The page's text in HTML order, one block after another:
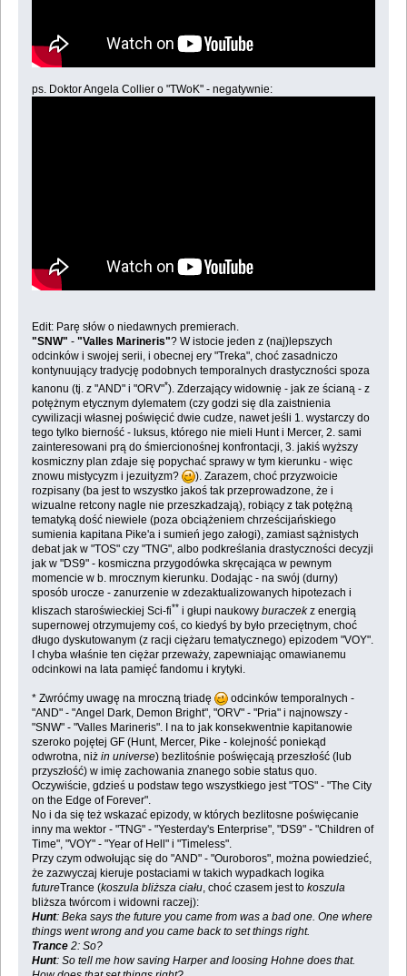
ps. Doktor Angela Collier o "TWoK" - negatywnie:
Edit: Parę słów o niedawnych premierach.
"SNW" - "Valles Marineris"? W istocie jeden z (naj)lepszych
odcinków i swojej serii, i obecnej ery "Treka", choć zasadniczo
kontynuujący tradycję podobnych temporalnych drastyczności spoza
kanonu (tj. z "AND" i "ORV"*). Zderzający widownię - jak ze ścianą - z
potężnym etycznym dylematem (czy godzi się dla zaistnienia
cywilizacji własnej poświęcić dwie cudze, nawet jeśli 1. wystarczy do
tego tylko bierność - luksus, którego nie mieli Hunt i Mercer, 2. sami
zainteresowani prą do śmiercionośnej konfrontacji, 3. jakiś wyższy
kosmiczny plan zdaje się popychać sprawy w tym kierunku - więc
znowu mistycyzm i jezuityzm?
). Zarazem, choć przyzwoicie
rozpisany (ba jest to wszystko jakoś tak przeprowadzone, że i
wizualne retcony nagle nie przeszkadzają), robiący z tak potężną
tematyką dość niewiele (poza obciążeniem chrześcijańskiego
sumienia kapitana Pike'a i sumień jego załogi), zamiast sążnistych
debat jak w "TOS" czy "TNG", albo podkreślania drastyczności decyzji
jak w "DS9" - kosmiczna przygodówka skręcająca w pewnym
momencie w b. mrocznym kierunku. Dodając - na swój (durny)
sposób urocze - zanurzenie w zdezaktualizowanych hipotezach i
kliszach staroświeckiej Sci-fi** i głupi naukowy buraczekz energią
supernowej otrzymujemy coś, co kiedyś by było przeciętnym, choć
długo dyskutowanym (z racji ciężaru tematycznego) epizodem "VOY".
I chyba właśnie ten ciężar przeważy, zapewniając omawianemu
odcinkowi na lata pamięć fandomu i krytyki.
* Zwróćmy uwagę na mroczną triadę
odcinków temporalnych -
"AND" - "Angel Dark, Demon Bright", "ORV" - "Pria" i najnowszy -
"SNW" - "Valles Marineris". I na to jak konsekwentnie kapitanowie
szeroko pojętej GF (Hunt, Mercer, Pike - kolejność poniekąd
odwrotna, niż in universe) bezlitośnie poświęcają przeszłość (lub
przyszłość) w imię zachowania znanego sobie status quo.
Oczywiście, gdzieś u podstaw tego wszystkiego jest "TOS" - "The City
on the Edge of Forever".
No i da się też wskazać epizody, w których bezlitosne poświęcanie
inny ma wektor - "TNG" - "Yesterday's Enterprise", "DS9" - "Children of
Time", "VOY" - "Year of Hell" i "Timeless".
Przy czym odwołując się do "AND" - "Ouroboros", można powiedzieć,
że zazwyczaj kieruje postaciami w takich wypadkach logika
futureTrance (koszula bliższa ciału, choć czasem jest to koszula
bliższa twórcom i widowni raczej):
Hunt: Beka says the future you came from was a bad one. One where
things went wrong and you came back to set things right.
Trance2: So?
Hunt: So tell me how saving Harper and loosing Hohne does that.